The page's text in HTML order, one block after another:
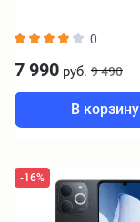
0
7 990 руб. 9 490
В корзину
-16%